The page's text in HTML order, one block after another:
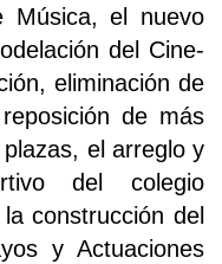
Música, el nuevo
del Cine-
eliminación de
de más
el arreglo y
del colegio
construcción del
y Actuaciones